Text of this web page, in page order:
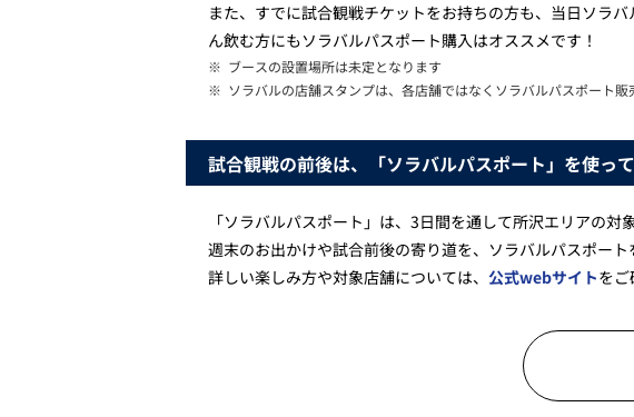
また、すでに試合観戦チケットをお持ちの方も、当日ソラ
ん飲む方にもソラバルパスポート購入はオススメです！
※ ブースの設置場所は未定となります
※ ソラバルの店舗スタンプは、各店舗ではなくソラバルパスポート
試合観戦の前後は、「ソラバルパスポート」を使っ
「ソラバルパスポート」は、3日間を通して所沢エリアの対
週末のお出かけや試合前後の寄り道を、ソラバルパスポート
詳しい楽しみ方や対象店舗については、 公式webサイトをご